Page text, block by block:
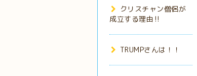
クリスチャン僧侶が
成立する理由‼️
TRUMPさんは！！